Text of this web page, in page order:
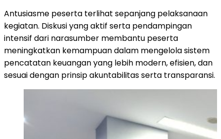
Antusiasme peserta terlihat sepanjang pelaksanaan
kegiatan. Diskusi yang aktif serta pendampingan
intensif dari narasumber membantu peserta
meningkatkan kemampuan dalam mengelola sistem
pencatatan keuangan yang lebih modern, efisien, dan
sesuai dengan prinsip akuntabilitas serta transparansi.